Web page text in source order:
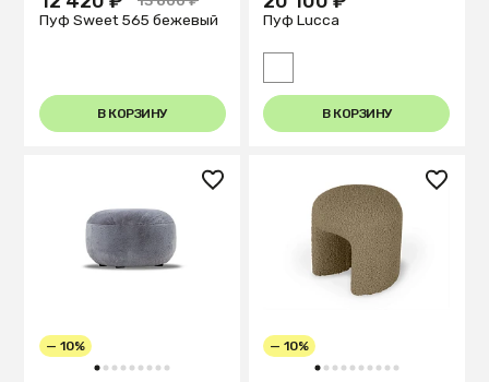
Пуф Sweet 565 бежевый
В КОРЗИНУ
Пуф Lucca
В КОРЗИНУ
1 2 3 4 5 6 7 8 9
— 10%
1 2 3 4 5 6 7 8 9 10
— 10%